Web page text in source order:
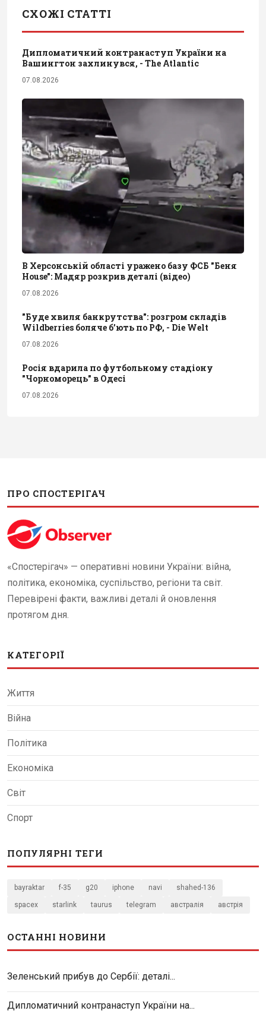
СХОЖІ СТАТТІ
Дипломатичний контранаступ України на
Вашингтон захлинувся, - The Atlantic
07.08.2026
В Херсонській області уражено базу ФСБ "Беня
House": Мадяр розкрив деталі (відео)
07.08.2026
"Буде хвиля банкрутства": розгром складів
Wildberries боляче бʼють по РФ, - Die Welt
07.08.2026
Росія вдарила по футбольному стадіону
"Чорноморець" в Одесі
07.08.2026
ПРО СПОСТЕРІГАЧ
«Спостерігач» — оперативні новини України: війна,
політика, економіка, суспільство, регіони та світ.
Перевірені факти, важливі деталі й оновлення
протягом дня.
КАТЕГОРІЇ
Життя
Війна
Політика
Економіка
Світ
Спорт
ПОПУЛЯРНІ ТЕГИ
bayraktar f-35 g20 iphone navi shahed-136
spacex starlink taurus telegram австралія австрія
ОСТАННІ НОВИНИ
Зеленський прибув до Сербії: деталі...
Дипломатичний контранаступ України на...